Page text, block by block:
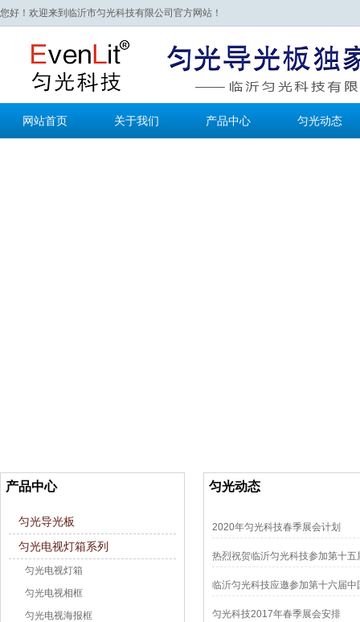
您好！欢迎来到临沂市匀光科技有限公司官方网站！
网站首页 关于我们 产品中心 匀光动态
产品中心
匀光导光板
匀光电视灯箱系列
匀光电视灯箱
匀光电视相框
匀光电视海报框
匀光动态
2020年匀光科技春季展会计划
热烈祝贺临沂匀光科技参加第十
临沂匀光科技应邀参加第十六届
匀光科技2017年春季展会安排